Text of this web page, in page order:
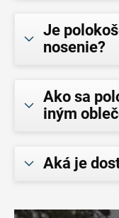
Je
nosenie?
Ako sa
iným
Aká je